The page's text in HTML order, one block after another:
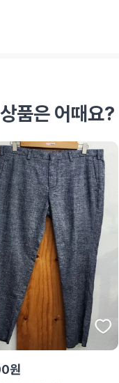
품은 어때요?
원